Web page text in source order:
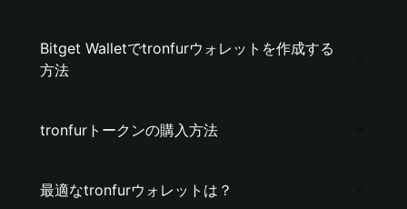
Bitget Walletでtronfurウォレットを作成する
方法
tronfurトークンの購入方法
最適なtronfurウォレットは？